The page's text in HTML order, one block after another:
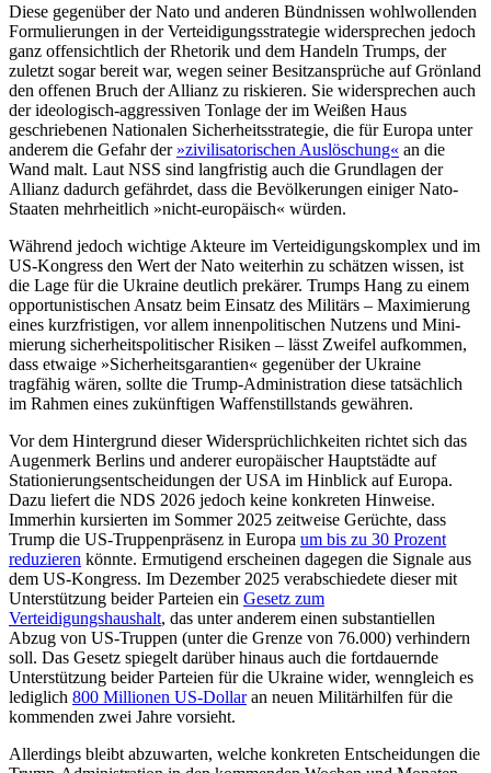
Diese gegenüber der Nato und anderen Bündnissen wohlwollenden
Formulierungen in der Verteidigungsstrategie widersprechen jedoch
ganz offensichtlich der Rhetorik und dem Handeln Trumps, der
zuletzt sogar bereit war, wegen seiner Besitzansprüche auf Grönland
den offenen Bruch der Allianz zu riskieren. Sie wider­sprechen auch
der ideologisch-aggressiven Tonlage der im Weißen Haus
geschriebenen Nationalen Sicherheitsstrategie, die für Europa unter
anderem die Gefahr der »zivilisatorischen Auslöschung« an die
Wand malt. Laut NSS sind langfristig auch die Grundlagen der
Allianz dadurch gefähr­det, dass die Bevölkerungen einiger Nato-
Staaten mehrheitlich »nicht-europäisch« würden.
Während jedoch wichtige Akteure im Verteidigungskomplex und im
US-Kongress den Wert der Nato weiterhin zu schätzen wissen, ist
die Lage für die Ukraine deutlich prekärer. Trumps Hang zu einem
opportunistischen Ansatz beim Einsatz des Militärs – Maximierung
eines kurzfristigen, vor allem innenpolitischen Nutzens und Mini­
mie­rung sicherheitspolitischer Risiken – lässt Zweifel aufkommen,
dass etwaige »Sicherheitsgarantien« gegenüber der Ukraine
tragfähig wären, sollte die Trump-Administration diese tatsächlich
im Rah­men eines zukünftigen Waffenstillstands gewähren.
Vor dem Hintergrund dieser Widersprüchlichkeiten richtet sich das
Augenmerk Ber­lins und anderer europäischer Hauptstädte auf
Stationierungsentscheidungen der USA im Hinblick auf Europa.
Dazu liefert die NDS 2026 jedoch keine konkreten Hinweise.
Immerhin kursierten im Sommer 2025 zeitweise Gerüchte, dass
Trump die US-Truppenpräsenz in Europa um bis zu 30 Prozent
reduzieren könnte. Ermutigend erscheinen dagegen die Signale aus
dem US-Kongress. Im Dezember 2025 verabschiedete dieser mit
Unterstützung beider Parteien ein Gesetz zum
Verteidigungshaushalt, das unter anderem einen substantiellen
Abzug von US-Truppen (unter die Grenze von 76.000) verhindern
soll. Das Gesetz spiegelt darüber hinaus auch die fortdauernde
Unterstützung bei­der Parteien für die Ukraine wider, wenn­gleich es
lediglich 800 Millionen US-Dollaran neuen Militärhilfen für die
kommenden zwei Jahre vorsieht.
Allerdings bleibt abzuwarten, welche konkreten Entscheidungen die